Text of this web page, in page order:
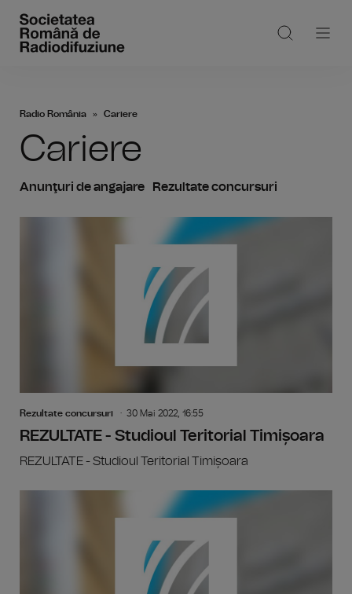
Radio România Cariere
Cariere
Anunţuri de angajare Rezultate concursuri
Rezultate concursuri 30 Mai 2022, 16:55
REZULTATE - Studioul Teritorial Timișoara
REZULTATE - Studioul Teritorial Timișoara